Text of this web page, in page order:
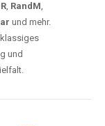
, RandM,
und mehr.
und